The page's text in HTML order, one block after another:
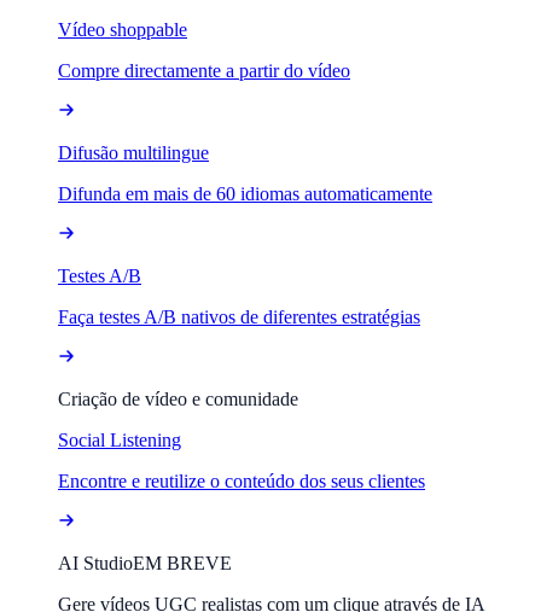
Vídeo shoppable
Compre directamente a partir do vídeo
Difusão multilingue
Difunda em mais de 60 idiomas automaticamente
Testes A/B
Faça testes A/B nativos de diferentes estratégias
Criação de vídeo e comunidade
Social Listening
Encontre e reutilize o conteúdo dos seus clientes
AI StudioEM BREVE
Gere vídeos UGC realistas com um clique através de IA